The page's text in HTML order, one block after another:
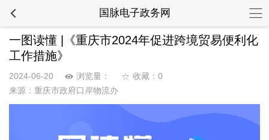
国脉电子政务网
一图读懂 |《重庆市2024年促进跨境贸易便利化
工作措施》
2024-06-20 浏览量：
收藏：0
来源：重庆市政府口岸物流办